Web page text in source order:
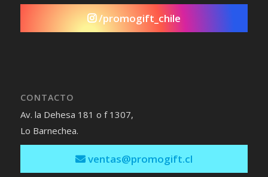
/promogift_chile
CONTACTO
Av. la Dehesa 181 o f 1307,
Lo Barnechea.
ventas@promogift.cl